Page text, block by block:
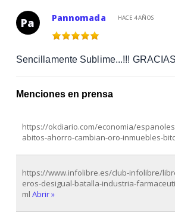
Pa Pannomada HACE 4 AÑOS
Sencillamente Sublime...!!!
Menciones en prensa
https://okdiario.com/economia/
abitos-ahorro-cambian-oro-inmuebles-
https://www.infolibre.es/club-infolibre/
eros-desigual-batalla-industria-
ml Abrir »